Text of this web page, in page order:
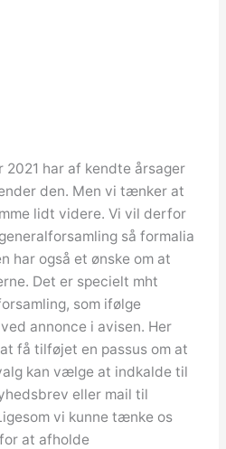
2021 har af kendte årsager
den. Men vi tænker at
lidt videre. Vi vil derfor
så formalia
har også et ønske om at
Det er specielt mht
som ifølge
annonce i avisen. Her
få tilføjet en passus om at
kan vælge at indkalde til
eller mail til
vi kunne tænke os
at afholde